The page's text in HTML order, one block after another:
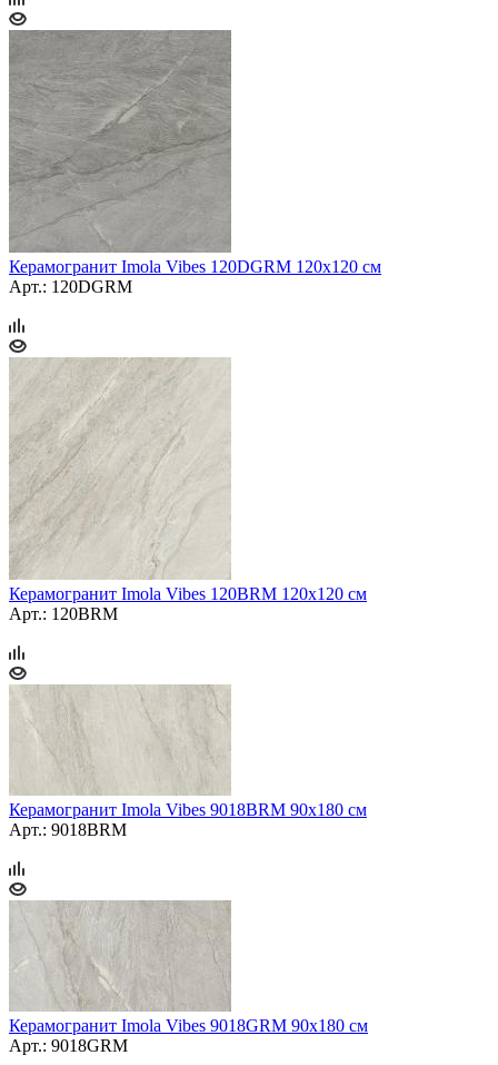
Керамогранит Imola Vibes 120DGRM 120x120 см
Арт.: 120DGRM
Керамогранит Imola Vibes 120BRM 120x120 см
Арт.: 120BRM
Керамогранит Imola Vibes 9018BRM 90x180 см
Арт.: 9018BRM
Керамогранит Imola Vibes 9018GRM 90x180 см
Арт.: 9018GRM